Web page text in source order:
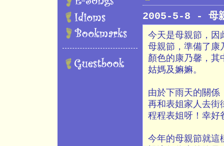
2005-5-8 - 母
今天是母親節，因
母親節，準備了康
顏色的康乃馨，其
姑媽及嫲嫲。
由於下雨天的關係
再和表姐家人去
程程表姐呀！幸好
今年的母親節就這